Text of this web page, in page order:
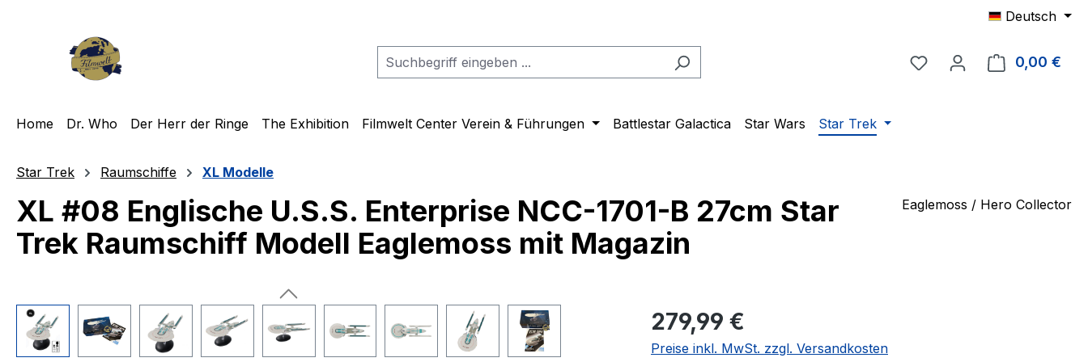
Deutsch
Du hast 0 Produkte auf
0,00 €
Home Dr. Who Der Herr der Ringe The Exhibition Filmwelt Center Verein & Führungen Battlestar Galactica Star Wars Star Trek
Star Trek Raumschiffe XL Modelle
XL #08 Englische U.S.S. Enterprise NCC-1701-B 27cm Star
Trek Raumschiff Modell Eaglemoss mit Magazin
Eaglemoss / Hero Collector
Regulärer Preis:
279,99 €
Preise inkl. MwSt. zzgl. Versandkosten